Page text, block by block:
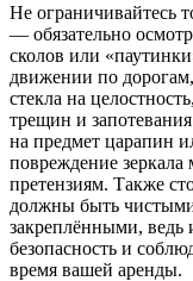
Не ограничивайтесь
— обязательно
сколов или
движении по
стекла на
трещин и
на предмет царапин
повреждение
претензиям. Также
должны быть
закреплёнными, ведь
безопасность и
время вашей аренды.